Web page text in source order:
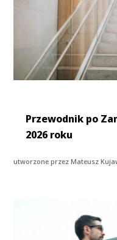
Przewodnik po
2026 roku
utworzone przezMateusz